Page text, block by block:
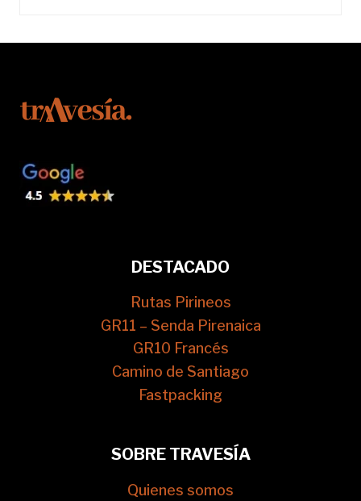
DESTACADO
Rutas Pirineos
GR11 – Senda Pirenaica
GR10 Francés
Camino de Santiago
Fastpacking
SOBRE TRAVESÍA
Quienes somos